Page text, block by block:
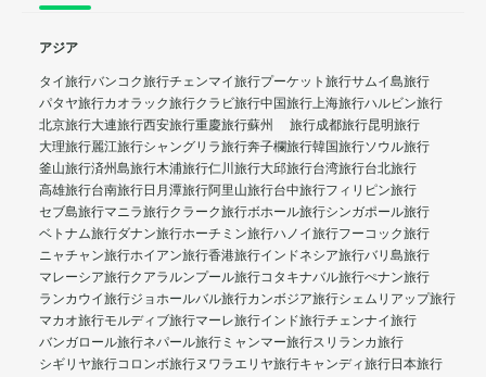
アジア
タイ旅行バンコク旅行チェンマイ旅行プーケット旅行サムイ島旅行
パタヤ旅行カオラック旅行クラビ旅行中国旅行上海旅行ハルビン旅行
北京旅行大連旅行西安旅行重慶旅行蘇州 旅行成都旅行昆明旅行
大理旅行麗江旅行シャングリラ旅行奔子欄旅行韓国旅行ソウル旅行
釜山旅行済州島旅行木浦旅行仁川旅行大邱旅行台湾旅行台北旅行
高雄旅行台南旅行日月潭旅行阿里山旅行台中旅行フィリピン旅行
セブ島旅行マニラ旅行クラーク旅行ボホール旅行シンガポール旅行
ベトナム旅行ダナン旅行ホーチミン旅行ハノイ旅行フーコック旅行
ニャチャン旅行ホイアン旅行香港旅行インドネシア旅行バリ島旅行
マレーシア旅行クアラルンプール旅行コタキナバル旅行ぺナン旅行
ランカウイ旅行ジョホールバル旅行カンボジア旅行シェムリアップ旅行
マカオ旅行モルディブ旅行マーレ旅行インド旅行チェンナイ旅行
バンガロール旅行ネパール旅行 ミャンマー旅行スリランカ旅行
シギリヤ旅行コロンボ旅行ヌワラエリヤ旅行キャンディ旅行日本旅行